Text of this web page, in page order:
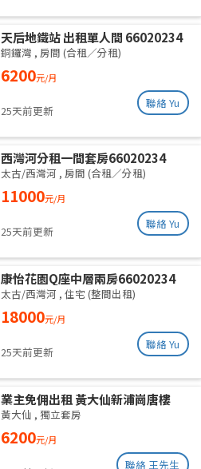
天后地鐵站 出租單人間 66020234
銅鑼灣 , 房間 (合租／分租)
6200元/月
25天前更新
聯絡 Yu
西灣河分租一間套房66020234
太古/西灣河 , 房間 (合租／分租)
11000元/月
25天前更新
聯絡 Yu
康怡花園Q座中層兩房66020234
太古/西灣河 , 住宅 (整間出租)
18000元/月
25天前更新
聯絡 Yu
業主免佣出租 黃大仙新浦崗唐樓
（近啟德）
黃大仙 , 獨立套房
6200元/月
聯絡 王先生